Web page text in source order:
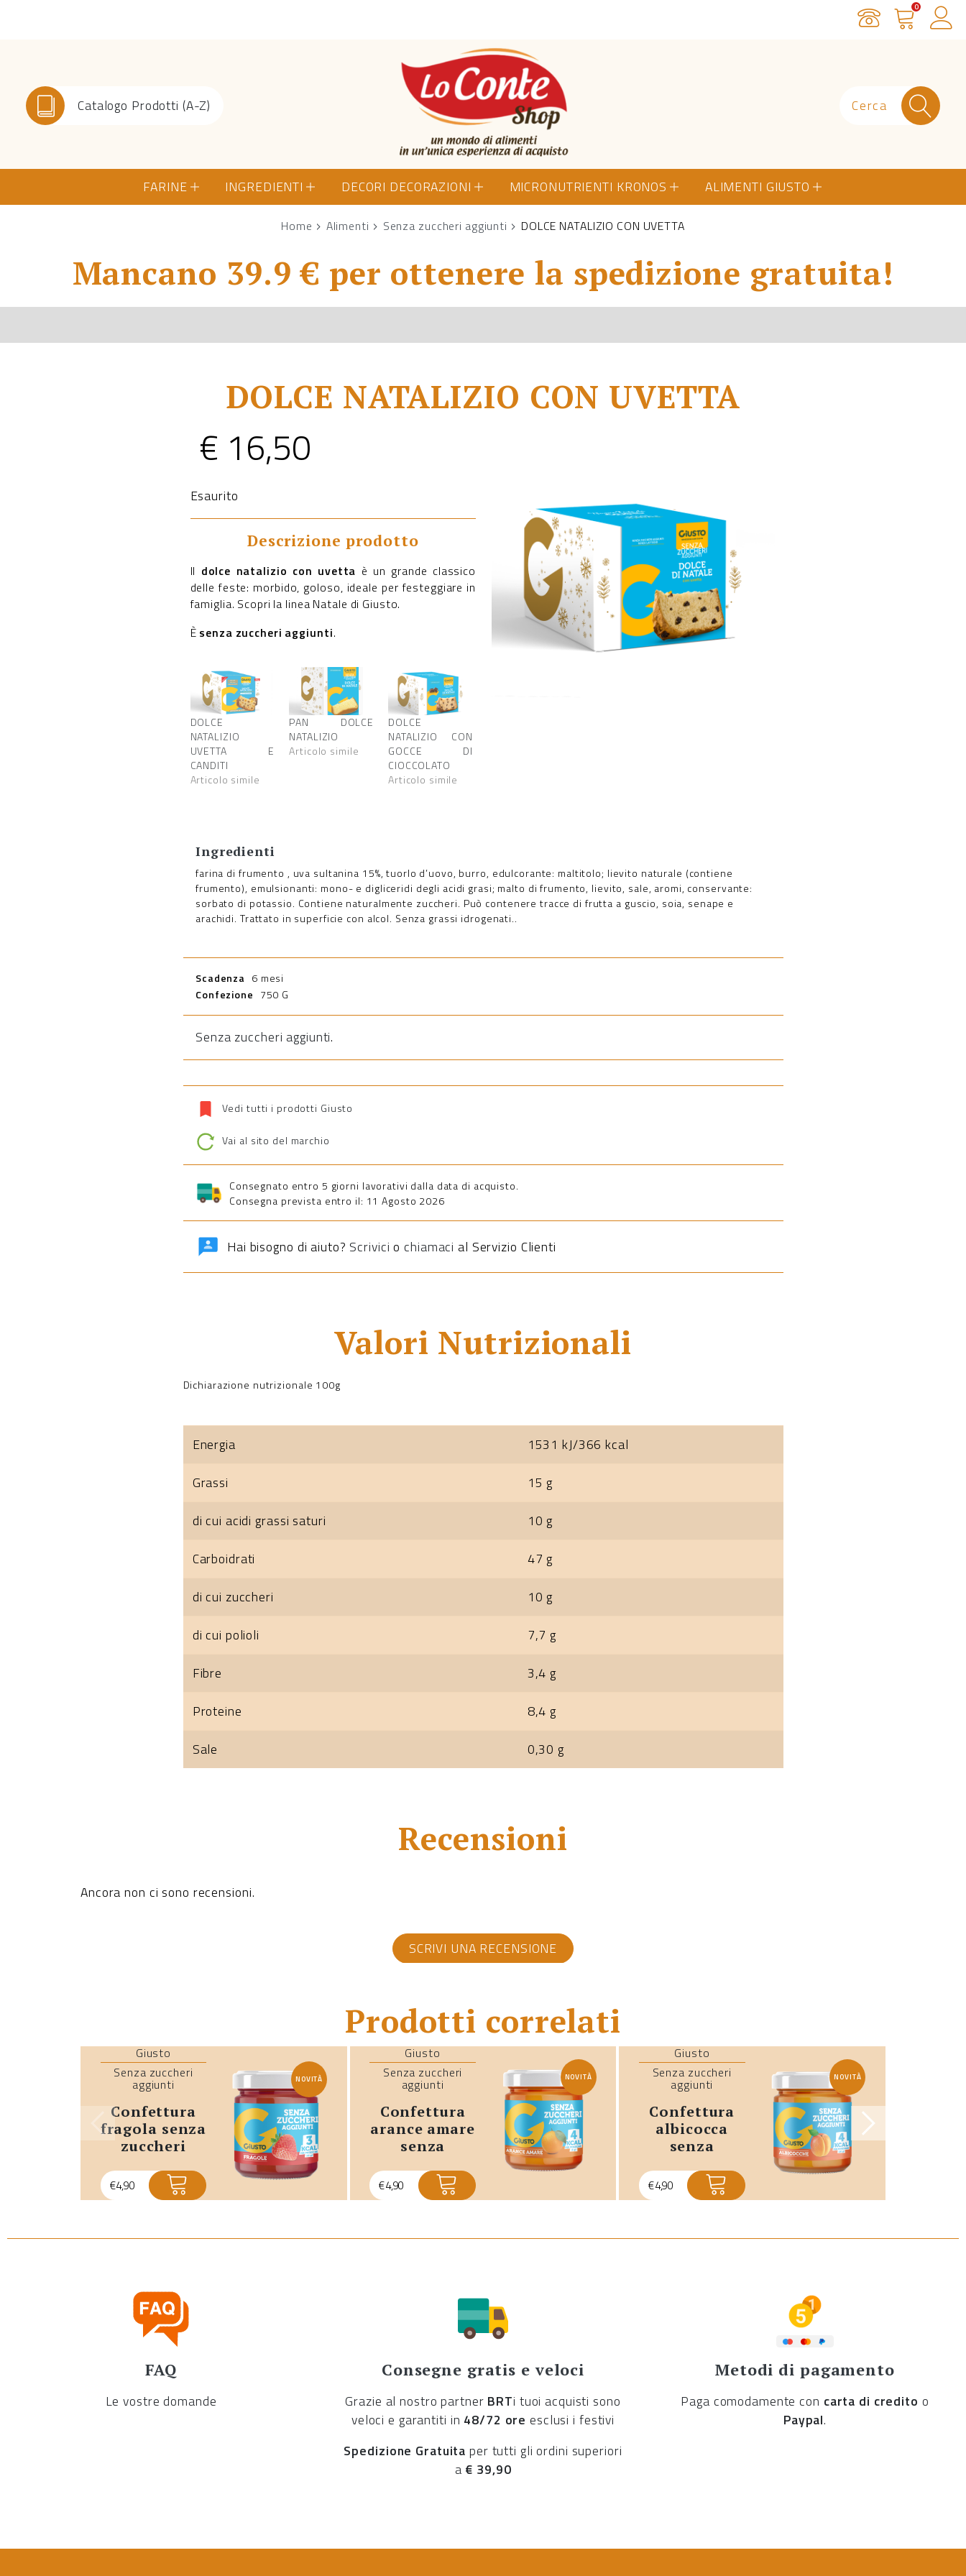
Servizio Clienti
Carrello
0
Catalogo Prodotti (A-Z)
Lo Conte Shop
FARINE INGREDIENTI DECORI DECORAZIONI MICRONUTRIENTI KRONOS ALIMENTI GIUSTO
Home Alimenti Senza zuccheri aggiunti DOLCE NATALIZIO CON UVETTA
Mancano 39.9 € per ottenere la spedizione gratuita!
DOLCE NATALIZIO CON UVETTA
€ 16,50
Esaurito
Descrizione prodotto
Il dolce natalizio con uvetta è un grande classico
delle feste: morbido, goloso, ideale per festeggiare in
famiglia. Scopri la linea Natale di Giusto.
È senza zuccheri aggiunti.
DOLCE
NATALIZIO
UVETTA E
CANDITI
Articolo simile
PAN DOLCE
NATALIZIO
Articolo simile
DOLCE
NATALIZIO CON
GOCCE DI
CIOCCOLATO
Articolo simile
Ingredienti
farina di frumento , uva sultanina 15%, tuorlo d’uovo, burro, edulcorante: maltitolo; lievito naturale (contiene
frumento), emulsionanti: mono- e digliceridi degli acidi grasi; malto di frumento, lievito, sale, aromi, conservante:
sorbato di potassio. Contiene naturalmente zuccheri. Può contenere tracce di frutta a guscio, soia, senape e
arachidi. Trattato in superficie con alcol. Senza grassi idrogenati..
Scadenza 6 mesi
Confezione 750 G
Senza zuccheri aggiunti.
Vedi tutti i prodotti Giusto
Vai al sito del marchio
Consegnato entro 5 giorni lavorativi dalla data di acquisto.
Consegna prevista entro il: 11 Agosto 2026
Hai bisogno di aiuto? Scrivici ochiamaci al Servizio Clienti
Valori Nutrizionali
Dichiarazione nutrizionale 100g
Energia
1531 kJ/366 kcal
Grassi
15 g
di cui acidi grassi saturi
10 g
Carboidrati
47 g
di cui zuccheri
10 g
di cui polioli
7,7 g
Fibre
3,4 g
Proteine
8,4 g
Sale
0,30 g
Recensioni
Ancora non ci sono recensioni.
SCRIVI UNA RECENSIONE
Prodotti correlati
Giusto
Senza zuccheri
aggiunti
confettura
fragola senza
zuccheri
€4,90
NOVITÀ
Giusto
Senza zuccheri
aggiunti
confettura
arance amare
senza
aggiunti
€4,90
NOVITÀ
Giusto
Senza zuccheri
aggiunti
confettura
albicocca
senza
aggiunti
€4,90
NOVITÀ
FAQ
Le vostre domande
Consegne gratis e veloci
Grazie al nostro partner BRTi tuoi acquisti sono
veloci e garantiti in 48/72 ore esclusi i festivi
Spedizione Gratuita per tutti gli ordini superiori
a € 39,90
Metodi di pagamento
Paga comodamente con carta di credito o
Paypal.